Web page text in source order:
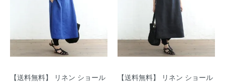
【送料無料】 リネン ショール
【送料無料】 リネン ショール